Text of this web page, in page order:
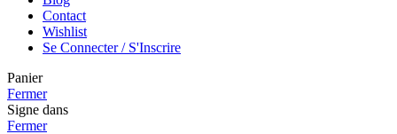
Contact
Wishlist
Se Connecter / S'Inscrire
Panier
Fermer
Signe dans
Fermer